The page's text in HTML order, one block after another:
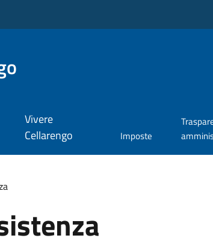
Vivere
Cellarengo
Imposte